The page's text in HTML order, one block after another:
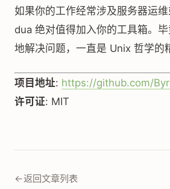
如果你的工作经常涉及服务器运维
dua 绝对值得加入你的工具箱。
地解决问题，一直是 Unix 哲学的
项目地址: https://github.com/
许可证: MIT
←返回文章列表